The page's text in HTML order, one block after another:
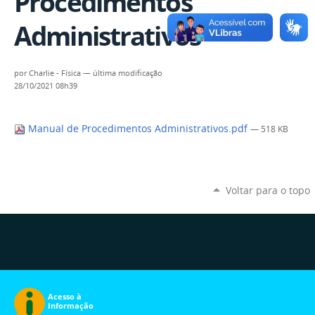
Administrativos
porCharlie - Física — última modificação
28/10/2021 08h39
Manual de Procedimentos Administrativos.pdf — 518 KB
Voltar para o topo